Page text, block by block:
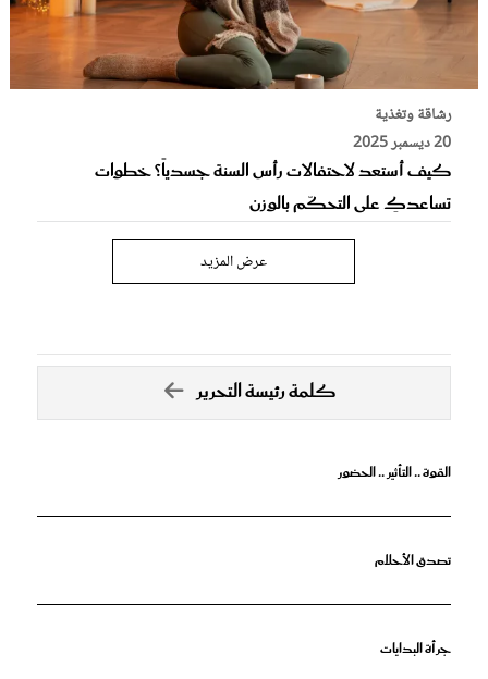
رشاقة وتغذية
20 ديسمبر 2025
كيف أستعد لاحتفالات رأس السنة جسدياً؟ خطوات
تساعدكِ على التحكّم بالوزن
عرض المزيد
كلمة رئيسة التحرير
القوة .. التأثير .. الحضور
تصدق الأحلام
جرأة البدايات